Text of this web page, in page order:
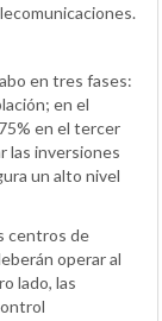
en tres fases:
en el
en el tercer
las inversiones
un alto nivel
centros de
operar al
lado, las